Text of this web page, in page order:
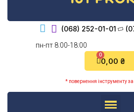
(068) 252-01-01
пн-пт 8:00-18:00
0,00 ₴
* повернення інструменту